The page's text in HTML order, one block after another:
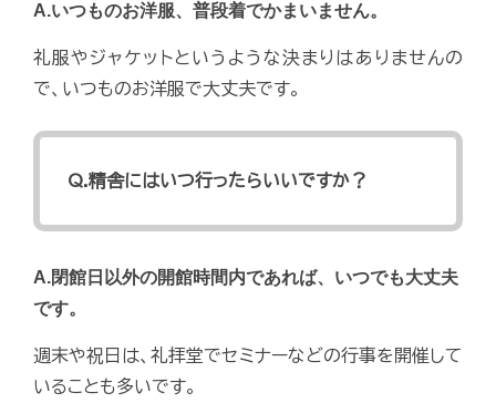
A.いつものお洋服、普段着でかまいません。
礼服やジャケットというような決まりはありませんの
で、いつものお洋服で大丈夫です。
Q.精舎にはいつ行ったらいいですか？
A.閉館日以外の開館時間内であれば、いつでも大丈夫
です。
週末や祝日は、礼拝堂でセミナーなどの行事を開催して
いることも多いです。